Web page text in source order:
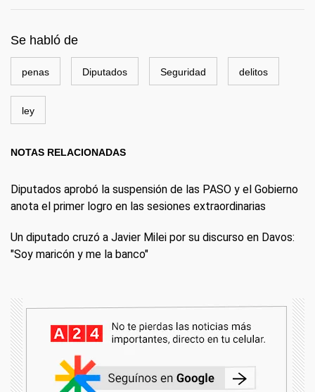
Se habló de
penas Diputados Seguridad delitos
ley
NOTAS RELACIONADAS
Diputados aprobó la suspensión de las PASO y el Gobierno
anota el primer logro en las sesiones extraordinarias
Un diputado cruzó a Javier Milei por su discurso en Davos:
"Soy maricón y me la banco"